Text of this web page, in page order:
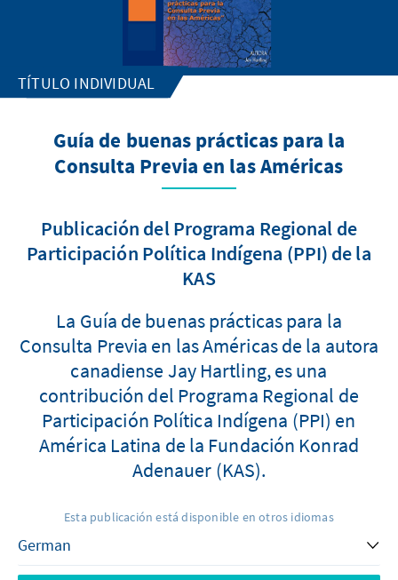
TÍTULO INDIVIDUAL
Guía de buenas prácticas para la
Consulta Previa en las Américas
Publicación del Programa Regional de
Participación Política Indígena (PPI) de la
KAS
La Guía de buenas prácticas para la
Consulta Previa en las Américas de la autora
canadiense Jay Hartling, es una
contribución del Programa Regional de
Participación Política Indígena (PPI) en
América Latina de la Fundación Konrad
Adenauer (KAS).
Esta publicación está disponible en otros idiomas